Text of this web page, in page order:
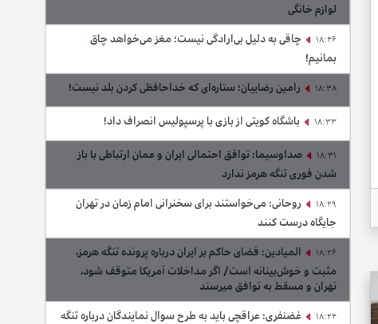
لوازم خانگی
18:46
چاقی به دلیل بی‌ارادگی نیست؛ مغز می‌خواهد چاق
بمانیم!
18:38 رامین رضاییان؛ ستاره‌ای که خداحافظی کردن بلد نیست!
18:33 باشگاه کویتی از بازی با پرسپولیس انصراف داد!
18:31
صداوسیما: توافق احتمالی ایران و عمان ارتباطی با باز
شدن فوری تنگه هرمز ندارد
18:29
روحانی: می‌خواستند برای سخنرانی امام زمان در تهران
جایگاه درست کنند
18:26
المیادین: فضای حاکم بر ایران درباره پرونده تنگه هرمز،
مثبت و خوش‌بینانه است/ اگر مداخلات آمریکا متوقف شود،
تهران و مسقط به توافق میرسند
18:24
غضنفری: عراقچی باید به طرح سوال نمایندگان درباره تنگه